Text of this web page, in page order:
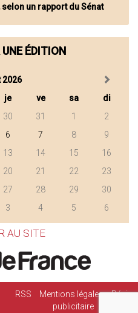
un rapport du Sénat
ÉDITION
2026
je ve sa
di
30 31 1
2
6 7 8
9
13 14 15
16
20 21 22
23
27 28 29
30
3 4 5 6
AU SITE
RSS Mentions légales
Régie
publicitaire